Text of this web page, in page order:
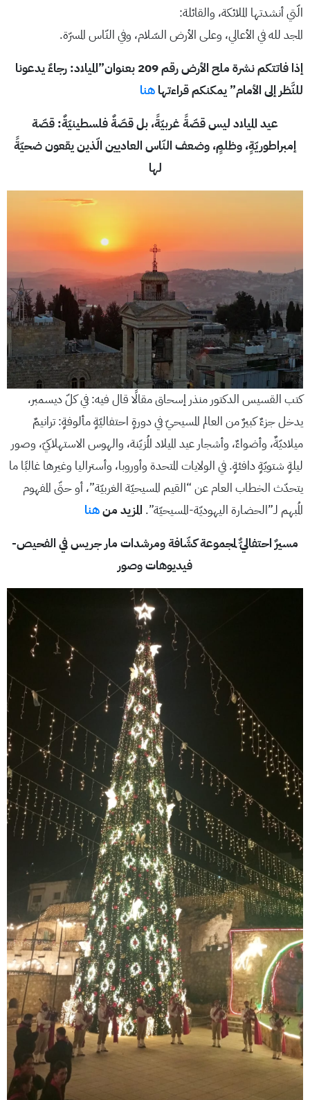
الّتي أنشدتها الملائكة، والقائلة:
المجد لله في الأعالي، وعلى الأرض السّلام، وفي النّاس المسرّة.
إذا فاتتكم نشرة ملح الأرض رقم 209 بعنوان”الميلاد: رجاءٌ يدعونا
للنَّظر إلى الأمام” يمكنكم قراءتها هنا
عيد الميلاد ليس قصّةً غربيّةً، بل قصّةٌ فلسطينيّةٌ: قصّة
إمبراطوريّةٍ، وظلمٍ، وضعف النّاس العاديين الّذين يقعون ضحيّةً
لها
كتب القسيس الدكتور منذر إسحاق مقالًا قال فيه: في كلّ ديسمبر،
يدخل جزءٌ كبيرٌ من العالم المسيحيّ في دورةٍ احتفاليّةٍ مألوفةٍ: ترانيمٌ
ميلاديّةٌ، وأضواءٌ، وأشجار عيد الميلاد المُزيّنة، والهوس الاستهلاكيّ، وصور
ليلةٍ شتويّةٍ دافئةٍ. في الولايات المتحدة وأوروبا، وأستراليا وغيرها غالبًا ما
يتحدّث الخطاب العام عن “القيم المسيحيّة الغربيّة”، أو حتّى المفهوم
المُبهم لـ”الحضارة اليهوديّة-المسيحيّة”. المزيد منهنا
مسيرٌ احتفاليٌّ لمجموعة كشّافة ومرشدات مار جريس في الفحيص-
فيديوهات وصور